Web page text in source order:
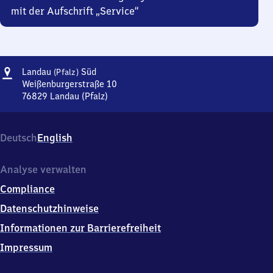
mit der Aufschrift „Service“
Adresse
Landau (Pfalz)SüdLandau
(Pfalz)
Süd
Weißenburgerstraße 10
76829 Landau (Pfalz)
Süd,
Weißenburgerstraße
7
8
2
Landau
(Pfalz)
DeutschEnglish
Analyse verwalten
Compliance
Datenschutzhinweise
Informationen zur Barrierefreiheit
Impressum